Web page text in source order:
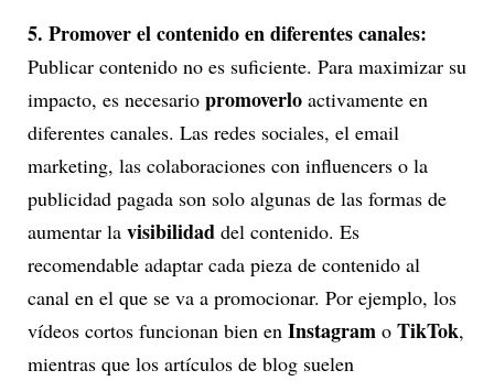
5. Promover el contenido en diferentes canales:
Publicar contenido no es suficiente. Para maximizar su
impacto, es necesario promoverlo activamente en
diferentes canales. Las redes sociales, el email
marketing, las colaboraciones con influencers o la
publicidad pagada son solo algunas de las formas de
aumentar la visibilidad del contenido. Es
recomendable adaptar cada pieza de contenido al
canal en el que se va a promocionar. Por ejemplo, los
vídeos cortos funcionan bien en Instagram o TikTok,
mientras que los artículos de blog suelen